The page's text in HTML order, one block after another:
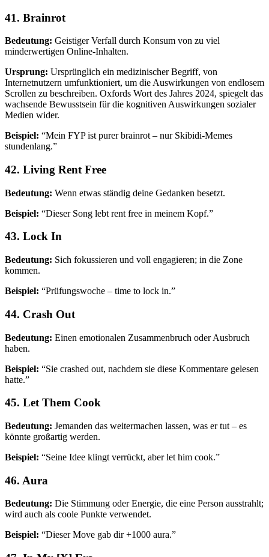
41. Brainrot
Bedeutung: Geistiger Verfall durch Konsum von zu viel
minderwertigen Online-Inhalten.
Ursprung: Ursprünglich ein medizinischer Begriff, von
Internetnutzern umfunktioniert, um die Auswirkungen von endlosem
Scrollen zu beschreiben. Oxfords Wort des Jahres 2024, spiegelt das
wachsende Bewusstsein für die kognitiven Auswirkungen sozialer
Medien wider.
Beispiel: “Mein FYP ist purer brainrot – nur Skibidi-Memes
stundenlang.”
42. Living Rent Free
Bedeutung: Wenn etwas ständig deine Gedanken besetzt.
Beispiel: “Dieser Song lebt rent free in meinem Kopf.”
43. Lock In
Bedeutung: Sich fokussieren und voll engagieren; in die Zone
kommen.
Beispiel: “Prüfungswoche – time to lock in.”
44. Crash Out
Bedeutung: Einen emotionalen Zusammenbruch oder Ausbruch
haben.
Beispiel: “Sie crashed out, nachdem sie diese Kommentare gelesen
hatte.”
45. Let Them Cook
Bedeutung: Jemanden das weitermachen lassen, was er tut – es
könnte großartig werden.
Beispiel: “Seine Idee klingt verrückt, aber let him cook.”
46. Aura
Bedeutung: Die Stimmung oder Energie, die eine Person ausstrahlt;
wird auch als coole Punkte verwendet.
Beispiel: “Dieser Move gab dir +1000 aura.”